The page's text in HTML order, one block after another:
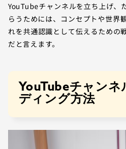
YouTubeチャンネルを立ち上げ、
らうためには、コンセプトや世界
れを共通認識として伝えるための
だと言えます。
YouTubeチャンネ
ディング方法